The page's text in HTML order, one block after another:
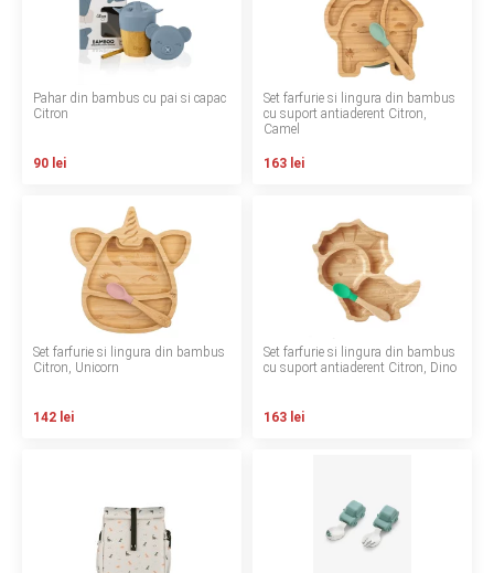
HRANIRE SI DIVERSIFICARE
CASA SI CURATENIE
BAIE SI TOALETA
Informatii companie
Despre noi
Depozit
Pahar din bambus cu pai si capac
Citron
90 lei
Set farfurie si lingura din bambus
cu suport antiaderent Citron,
Camel
163 lei
Set farfurie si lingura din bambus
Citron, Unicorn
142 lei
Set farfurie si lingura din bambus
cu suport antiaderent Citron, Dino
163 lei